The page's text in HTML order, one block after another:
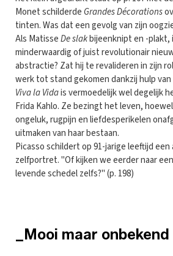
Monet schilderdeGrandes Décorations
tinten. Was dat een gevolg van zijn
Als MatisseDe slakbijeenknipt en -plakt,
minderwaardig of juist revolutionair
abstractie? Zat hij te revalideren in zijn
werk tot stand gekomen dankzij hulp
Viva la Vidais vermoedelijk wel degelijk
Frida Kahlo. Ze bezingt het leven,
ongeluk, rugpijn en liefdesperikelen
uitmaken van haar bestaan.
Picasso schildert op 91-jarige leeftijd
zelfportret. "Of kijken we eerder naar
levende schedel zelfs?" (p. 198)
_Mooi maar onbekend